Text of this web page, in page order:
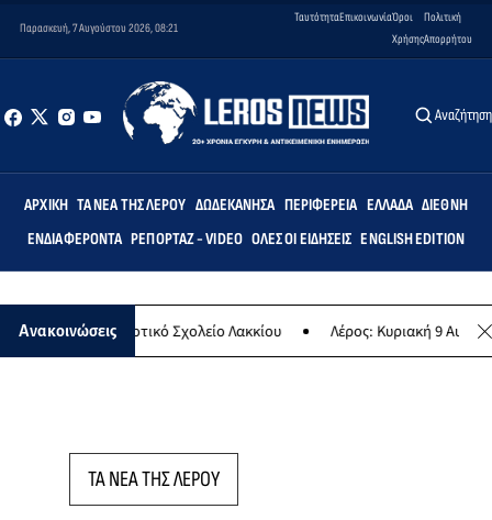
Παρασκευή, 7 Αυγούστου 2026, 08:21
ΤαυτότηταΕπικοινωνίαΌροι
Χρήσης
Πολιτική
Απορρήτου
Αναζήτηση
ΑΡΧΙΚΉ ΤΑ ΝΈΑ ΤΗΣ ΛΈΡΟΥ ΔΩΔΕΚΆΝΗΣΑ ΠΕΡΙΦΈΡΕΙΑ ΕΛΛΆΔΑ ΔΙΕΘΝΉ
ΕΝΔΙΑΦΈΡΟΝΤΑ ΡΕΠΟΡΤΆΖ - VIDEO ΌΛΕΣ ΟΙ ΕΙΔΉΣΕΙΣ ENGLISH EDITION
Ανακοινώσεις
στο Δημοτικό Σχολείο Λακκίου Λέρος: Κυριακή 9
ΤΑ ΝΕΑ ΤΗΣ ΛΕΡΟΥ